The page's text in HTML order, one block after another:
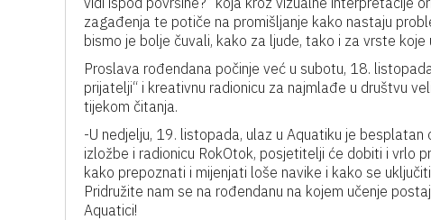
zagađenja te potiče na promišljanje kako nastaju
bismo je bolje čuvali, kako za ljude, tako i za vrste
Proslava rođendana počinje već u subotu, 18.
prijatelji“ i kreativnu radionicu za najmlađe u društvu
tijekom čitanja.
-U nedjelju, 19. listopada, ulaz u Aquatiku je
izložbe i radionicu RokOtok, posjetitelji će dobiti i vrlo
kako prepoznati i mijenjati loše navike i kako se
Pridružite nam se na rođendanu na kojem učenje
Aquatici!